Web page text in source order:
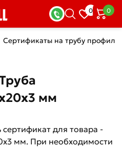
0 0
Сертификаты на трубу
мм
для товара -
мм. При необходимости